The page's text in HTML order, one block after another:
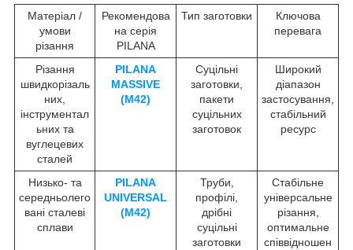
Матеріал /
умови
різання
Рекомендова
на серія
PILANA
Тип заготовки
Ключова
перевага
Різання
швидкорізаль
них,
інструментал
ьних та
вуглецевих
сталей
PILANA
MASSIVE
(M42)
Суцільні
заготовки,
пакети
суцільних
заготовок
Широкий
діапазон
застосування,
стабільний
ресурс
Низько- та
середньолего
вані сталеві
сплави
PILANA
UNIVERSAL
(M42)
Труби,
профілі,
дрібні
суцільні
заготовки
Стабільне
універсальне
різання,
оптимальне
співвідношен